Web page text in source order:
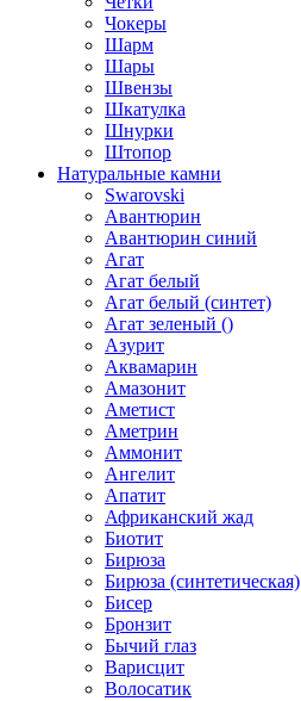
Чокеры
Шарм
Шары
Швензы
Шкатулка
Шнурки
Штопор
Натуральные камни
Swarovski
Авантюрин
Авантюрин синий
Агат
Агат белый
Агат белый (синтет)
Агат зеленый ()
Азурит
Аквамарин
Амазонит
Аметист
Аметрин
Аммонит
Ангелит
Апатит
Африканский жад
Биотит
Бирюза
Бирюза (синтетическая)
Бисер
Бронзит
Бычий глаз
Варисцит
Волосатик